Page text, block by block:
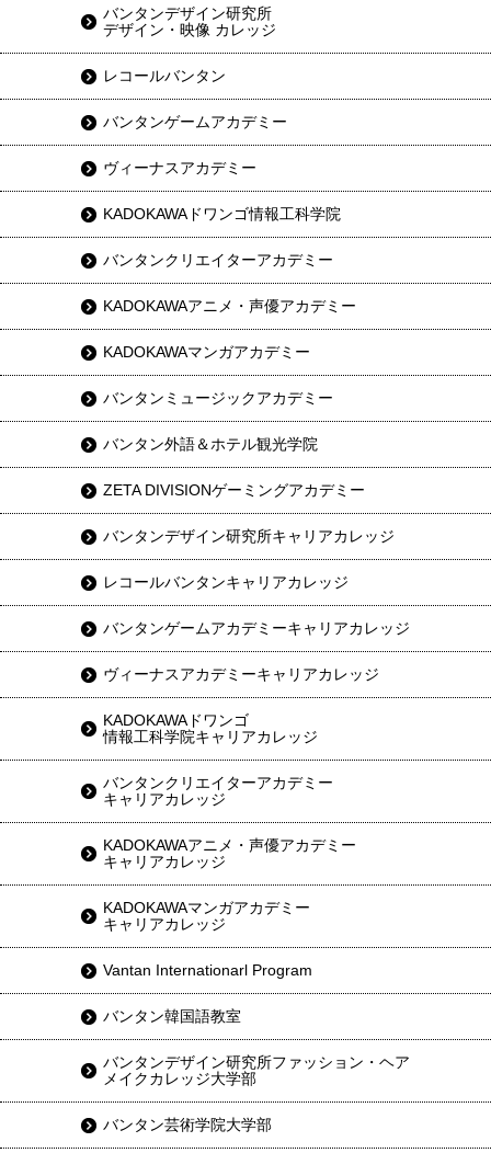
バンタンデザイン研究所
デザイン・映像 カレッジ
レコールバンタン
バンタンゲームアカデミー
ヴィーナスアカデミー
KADOKAWAドワンゴ情報工科学院
バンタンクリエイターアカデミー
KADOKAWAアニメ・声優アカデミー
KADOKAWAマンガアカデミー
バンタンミュージックアカデミー
バンタン外語＆ホテル観光学院
ZETA DIVISIONゲーミングアカデミー
バンタンデザイン研究所キャリアカレッジ
レコールバンタンキャリアカレッジ
バンタンゲームアカデミーキャリアカレッジ
ヴィーナスアカデミーキャリアカレッジ
KADOKAWAドワンゴ
情報工科学院キャリアカレッジ
バンタンクリエイターアカデミー
キャリアカレッジ
KADOKAWAアニメ・声優アカデミー
キャリアカレッジ
KADOKAWAマンガアカデミー
キャリアカレッジ
Vantan Internationarl Program
バンタン韓国語教室
バンタンデザイン研究所ファッション・ヘア
メイクカレッジ大学部
バンタン芸術学院大学部